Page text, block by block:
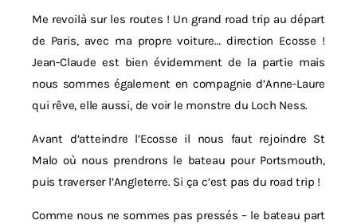
Me revoilà sur les routes ! Un grand road trip au départ
de Paris, avec ma propre voiture… direction Ecosse !
Jean-Claude est bien évidemment de la partie mais
nous sommes également en compagnie d’Anne-Laure
qui rêve, elle aussi, de voir le monstre du Loch Ness.
Avant d’atteindre l’Ecosse il nous faut rejoindre St
Malo où nous prendrons le bateau pour Portsmouth,
puis traverser l’Angleterre. Si ça c’est pas du road trip !
Comme nous ne sommes pas pressés – le bateau part